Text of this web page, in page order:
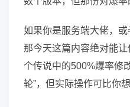
如果你是服务端大佬，或
那今天这篇内容绝对能
个传说中的500%爆率修
轮”，但实际操作可比你想